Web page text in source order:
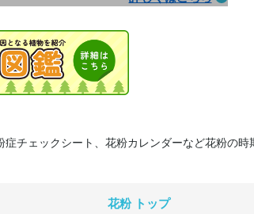
症チェックシート、花粉カレンダーなど花粉の時
花粉 トップ